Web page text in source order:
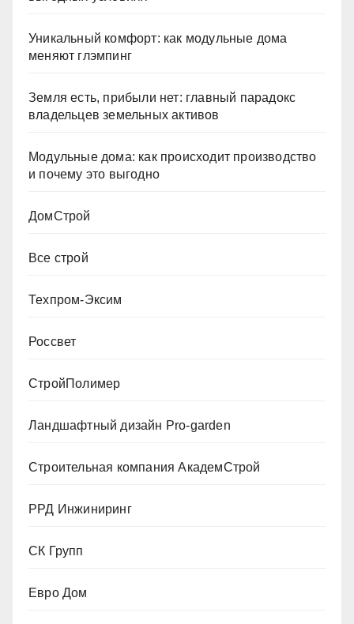
Уникальный комфорт: как модульные дома
меняют глэмпинг
Земля есть, прибыли нет: главный парадокс
владельцев земельных активов
Модульные дома: как происходит производство
и почему это выгодно
ДомСтрой
Все строй
Техпром-Эксим
Россвет
СтройПолимер
Ландшафтный дизайн Pro-garden
Строительная компания АкадемСтрой
РРД Инжиниринг
СК Групп
Евро Дом